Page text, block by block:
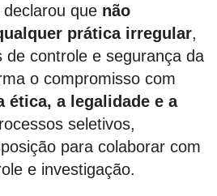
que não
prática irregular,
de controle e segurança da
o compromisso com
ética, a legalidade e a
seletivos,
para colaborar com
e investigação.